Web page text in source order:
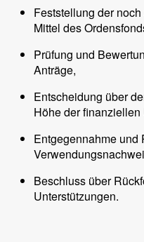
Feststellung der
Mittel des
Prüfung und
Anträge,
Entscheidung über
Höhe der finanziellen
Entgegennahme und
Beschluss über
Unterstützungen.